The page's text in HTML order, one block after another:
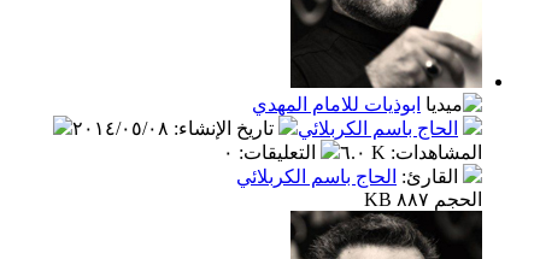
ابوذيات للامام المهدي
الحاج باسم الكربلائي
تاريخ الإنشاء: ٢٠١٤/٠٥/٠٨
المشاهدات: ٦.٠ K التعليقات: ٠
القارئ: الحاج باسم الكربلائي
الحجم ٨٨٧ KB